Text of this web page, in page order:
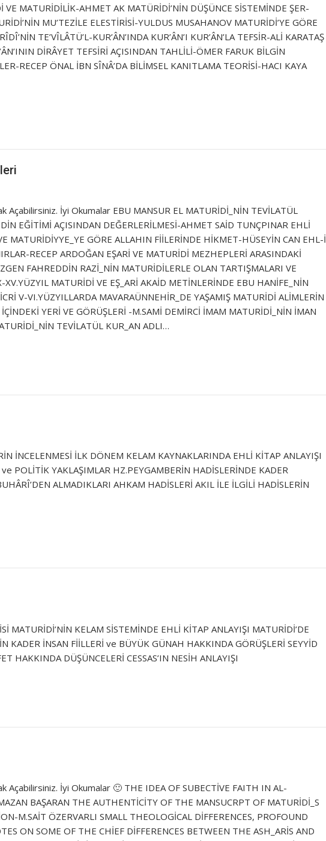
MATURİDİLİK-AHMET AK MATÜRİDİ’NİN DÜŞÜNCE SİSTEMİNDE ŞER-
MU’TEZİLE ELESTİRİSİ-YULDUS MUSAHANOV MATURİDİ’YE GÖRE
TE’VÎLÂTÜ’L-KUR’ÂN’INDA KUR’ÂN’I KUR’ÂN’LA TEFSİR-ALİ KARATAŞ
DİRÂYET TEFSİRİ AÇISINDAN TAHLİLİ-ÖMER FARUK BİLGİN
RECEP ÖNAL İBN SÎNÂ’DA BİLİMSEL KANITLAMA TEORİSİ-HACI KAYA
Açabilirsiniz. İyi Okumalar EBU MANSUR EL MATURİDİ_NİN TEVİLATÜL
EĞİTİMİ AÇISINDAN DEĞERLERİLMESİ-AHMET SAİD TUNÇPINAR EHLİ
MATURİDİYYE_YE GÖRE ALLAHIN FİİLERİNDE HİKMET-HÜSEYİN CAN EHL-İ
RECEP ARDOĞAN EŞARİ VE MATURİDİ MEZHEPLERİ ARASINDAKİ
FAHREDDİN RAZİ_NİN MATURİDİLERLE OLAN TARTIŞMALARI VE
XV.YÜZYIL MATURİDİ VE EŞ_ARİ AKAİD METİNLERİNDE EBU HANİFE_NİN
V-VI.YÜZYILLARDA MAVARAÜNNEHİR_DE YAŞAMIŞ MATURİDİ ALİMLERİN
YERİ VE GÖRÜŞLERİ -M.SAMİ DEMİRCİ İMAM MATURİDİ_NİN İMAN
TEVİLATÜL KUR_AN ADLI…
İNCELENMESİ İLK DÖNEM KELAM KAYNAKLARINDA EHLİ KİTAP ANLAYIŞI
POLİTİK YAKLAŞIMLAR HZ.PEYGAMBERİN HADİSLERİNDE KADER
ALMADIKLARI AHKAM HADİSLERİ AKIL İLE İLGİLİ HADİSLERİN
MATURİDİ’NİN KELAM SİSTEMİNDE EHLİ KİTAP ANLAYIŞI MATURİDİ’DE
KADER İNSAN FİİLLERİ ve BÜYÜK GÜNAH HAKKINDA GÖRÜŞLERİ SEYYİD
HAKKINDA DÜŞÜNCELERİ CESSAS’IN NESİH ANLAYIŞI
Açabilirsiniz. İyi Okumalar 🙂 THE IDEA OF SUBECTİVE FAITH IN AL-
BAŞARAN THE AUTHENTİCİTY OF THE MANSUCRPT OF MATURİDİ_S
M.SAİT ÖZERVARLI SMALL THEOLOGİCAL DİFFERENCES, PROFOUND
ON SOME OF THE CHİEF DİFFERENCES BETWEEN THE ASH_ARİS AND